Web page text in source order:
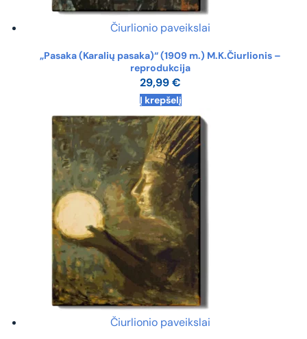
Čiurlionio paveikslai
„Pasaka (Karalių pasaka)“ (1909 m.) M.K.Čiurlionis –
reprodukcija
29,99€
Į krepšelį
Čiurlionio paveikslai